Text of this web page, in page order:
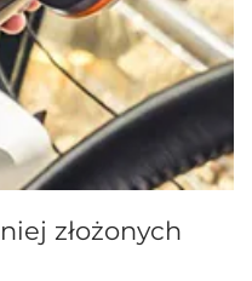
złożonych